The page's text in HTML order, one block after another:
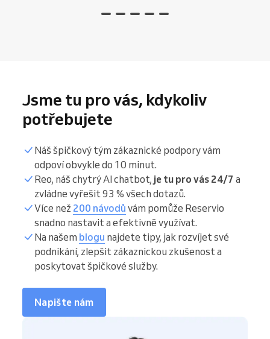
Jsme tu pro vás, kdykoliv
potřebujete
Náš špičkový tým zákaznické podpory vám
odpoví obvykle do 10 minut.
Reo, náš chytrý AI chatbot, je tu pro vás 24/7 a
zvládne vyřešit 93 % všech dotazů.
Více než 200 návodů vám pomůže Reservio
snadno nastavit a efektivně využívat.
Na našem blogu najdete tipy, jak rozvíjet své
podnikání, zlepšit zákaznickou zkušenost a
poskytovat špičkové služby.
Napište nám